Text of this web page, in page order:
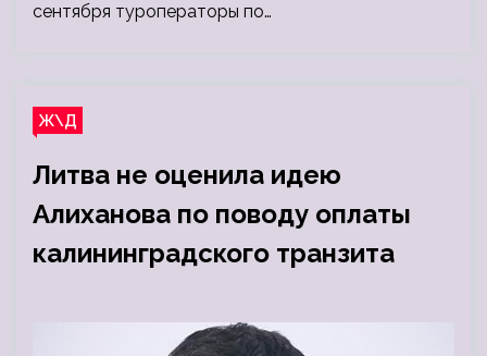
сентября туроператоры по…
Ж\Д
Литва не оценила идею
Алиханова по поводу оплаты
калининградского транзита